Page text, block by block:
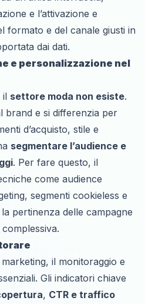
e l’attivazione e
formato e del canale giusti in
dai dati.
e personalizzazione nel
il settore moda non esiste.
brand e si differenzia per
d’acquisto, stile e
segmentare l’audience e
. Per fare questo, il
come audience
segmenti cookieless e
pertinenza delle campagne
il monitoraggio e
Gli indicatori chiave
, CTR e traffico